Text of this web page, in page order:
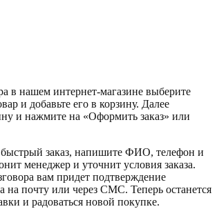
в нашем интернет-магазине выберите
и добавьте его в корзину. Далее
и нажмите на «Оформить заказ» или
быстрый заказ, напишите ФИО, телефон и
менеджер и уточнит условия заказа.
вам придет подтверждение
на почту или через СМС. Теперь останется
и радоваться новой покупке.